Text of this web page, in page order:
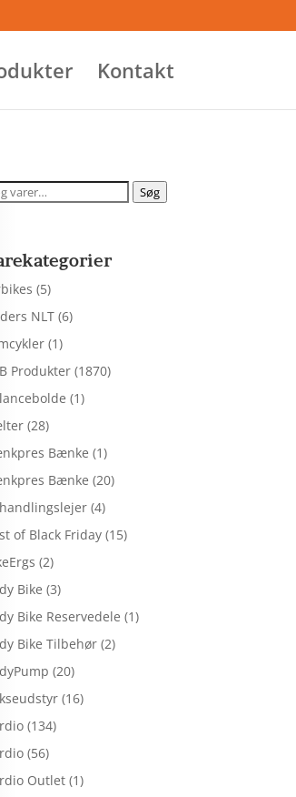
Kontakt
Søg
(5)
NLT (6)
(1)
Produkter (1870)
(1)
(28)
Bænke (1)
Bænke (20)
(4)
of Black Friday (15)
(2)
Bike (3)
Bike Reservedele (1)
Bike Tilbehør (2)
(20)
(16)
(134)
(56)
Outlet (1)